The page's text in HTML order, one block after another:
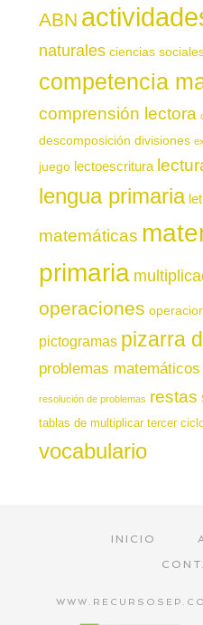
ABN
naturales ciencias
competencia
comprensión lectora
descomposición divisiones
juego lectoescritura
lengua primaria
matemáticas
primaria
operaciones
pictogramas pizarra
problemas matemáticos
resolución de problemas restas
tablas de multiplicar tercer
vocabulario
INICIO